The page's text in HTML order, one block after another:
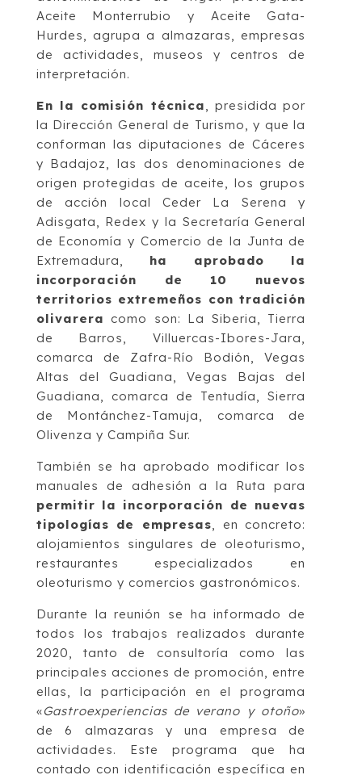
Aceite Monterrubio y Aceite Gata-
Hurdes, agrupa a almazaras, empresas
de actividades, museos y centros de
interpretación.
En la comisión técnica, presidida por
la Dirección General de Turismo, y que la
conforman las diputaciones de Cáceres
y Badajoz, las dos denominaciones de
origen protegidas de aceite, los grupos
de acción local Ceder La Serena y
Adisgata, Redex y la Secretaría General
de Economía y Comercio de la Junta de
Extremadura, ha aprobado la
incorporación de 10 nuevos
territorios extremeños con tradición
olivarera como son: La Siberia, Tierra
de Barros, Villuercas-Ibores-Jara,
comarca de Zafra-Río Bodión, Vegas
Altas del Guadiana, Vegas Bajas del
Guadiana, comarca de Tentudía, Sierra
de Montánchez-Tamuja, comarca de
Olivenza y Campiña Sur.
También se ha aprobado modificar los
manuales de adhesión a la Ruta para
permitir la incorporación de nuevas
tipologías de empresas, en concreto:
alojamientos singulares de oleoturismo,
restaurantes especializados en
oleoturismo y comercios gastronómicos.
Durante la reunión se ha informado de
todos los trabajos realizados durante
2020, tanto de consultoría como las
principales acciones de promoción, entre
ellas, la participación en el programa
«Gastroexperiencias de verano y otoño»
de 6 almazaras y una empresa de
actividades. Este programa que ha
contado con identificación específica en